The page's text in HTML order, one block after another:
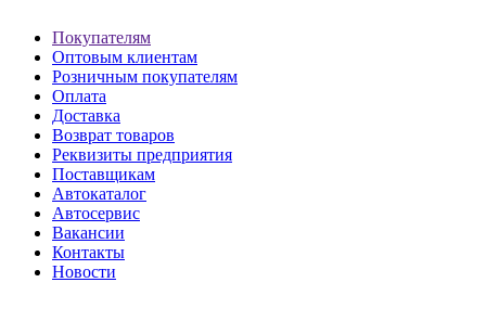
Покупателям
Оптовым клиентам
Розничным покупателям
Оплата
Доставка
Возврат товаров
Реквизиты предприятия
Поставщикам
Автокаталог
Автосервис
Вакансии
Контакты
Новости